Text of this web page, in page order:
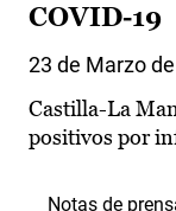
COVID-19
23 de Marzo
Castilla-La
positivos por
Notas de